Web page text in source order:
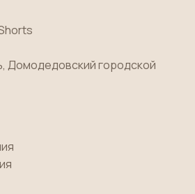
Домодедовский городской